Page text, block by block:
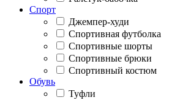
Спорт
Джемпер-худи
Спортивная футболка
Спортивные шорты
Спортивные брюки
Спортивный костюм
Обувь
Туфли